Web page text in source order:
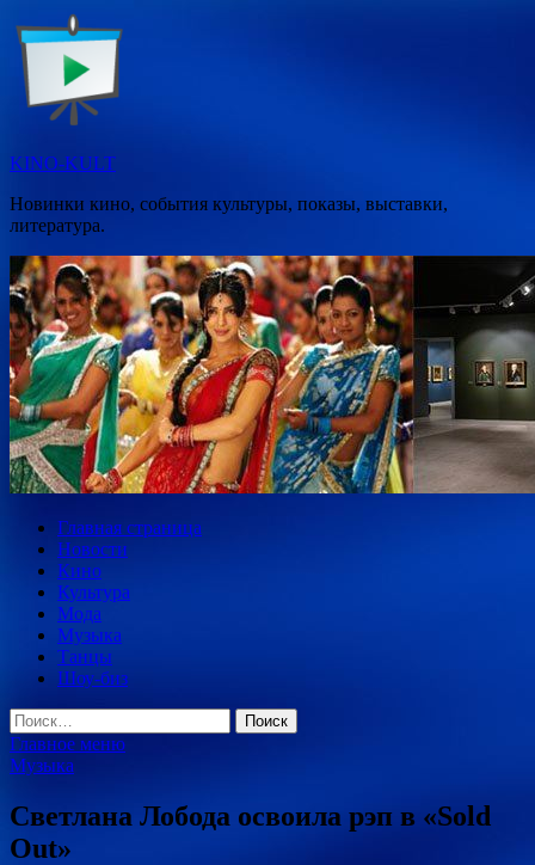
Перейти
к
содержимому
KINO-KULT
Новинки кино, события культуры, показы, выставки,
литература.
Главная страница
Новости
Кино
Культура
Мода
Музыка
Танцы
Шоу-биз
Найти:
Главное меню
Музыка
Светлана Лобода освоила рэп в «Sold
Out»